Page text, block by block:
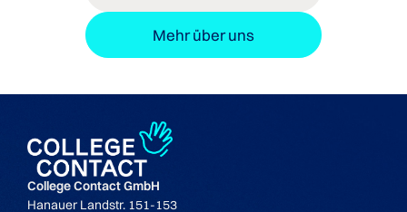
Voraussetzungen für Summer School at BI
Gebühren 2025
Mehr über uns
College Contact GmbH
Hanauer Landstr. 151-153